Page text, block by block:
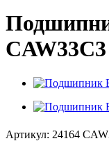
CAW33C3
Артикул: 24164